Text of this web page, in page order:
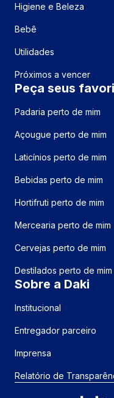
Higiene e Beleza
Bebê
Utilidades
Próximos a vencer
Peça seus
Padaria perto de mim
Açougue perto de mim
Laticínios perto de mim
Bebidas perto de mim
Hortifruti perto de mim
Mercearia perto de mim
Cervejas perto de mim
Destilados perto de mim
Sobre a Daki
Institucional
Entregador parceiro
Imprensa
Relatório de